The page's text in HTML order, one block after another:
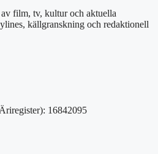
film, tv, kultur och aktuella
källgranskning och redaktionell
16842095